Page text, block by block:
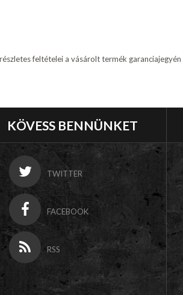
feltételei a vásárolt termék
KÖVESS BENNÜNKET
TWITTER
FACEBOOK
RSS